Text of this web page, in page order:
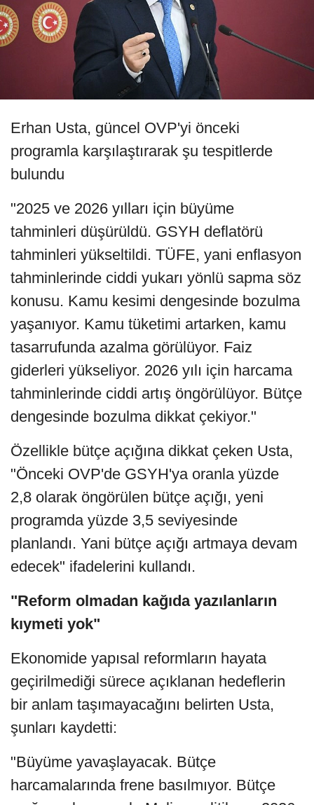
Erhan Usta, güncel OVP'yi önceki
programla karşılaştırarak şu tespitlerde
bulundu
"2025 ve 2026 yılları için büyüme
tahminleri düşürüldü. GSYH deflatörü
tahminleri yükseltildi. TÜFE, yani enflasyon
tahminlerinde ciddi yukarı yönlü sapma söz
konusu. Kamu kesimi dengesinde bozulma
yaşanıyor. Kamu tüketimi artarken, kamu
tasarrufunda azalma görülüyor. Faiz
giderleri yükseliyor. 2026 yılı için harcama
tahminlerinde ciddi artış öngörülüyor. Bütçe
dengesinde bozulma dikkat çekiyor."
Özellikle bütçe açığına dikkat çeken Usta,
"Önceki OVP'de GSYH'ya oranla yüzde
2,8 olarak öngörülen bütçe açığı, yeni
programda yüzde 3,5 seviyesinde
planlandı. Yani bütçe açığı artmaya devam
edecek" ifadelerini kullandı.
"Reform olmadan kağıda yazılanların
kıymeti yok"
Ekonomide yapısal reformların hayata
geçirilmediği sürece açıklanan hedeflerin
bir anlam taşımayacağını belirten Usta,
şunları kaydetti:
"Büyüme yavaşlayacak. Bütçe
harcamalarında frene basılmıyor. Bütçe